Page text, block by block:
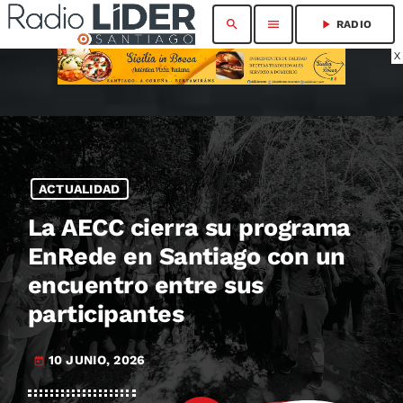
X
search menu play_arrow RADIO
ACTUALIDAD
La AECC cierra su programa
EnRede en Santiago con un
encuentro entre sus
participantes
today 10 JUNIO, 2026